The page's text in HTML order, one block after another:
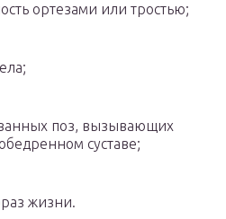
ортезами или тростью;
поз, вызывающих
суставе;
жизни.